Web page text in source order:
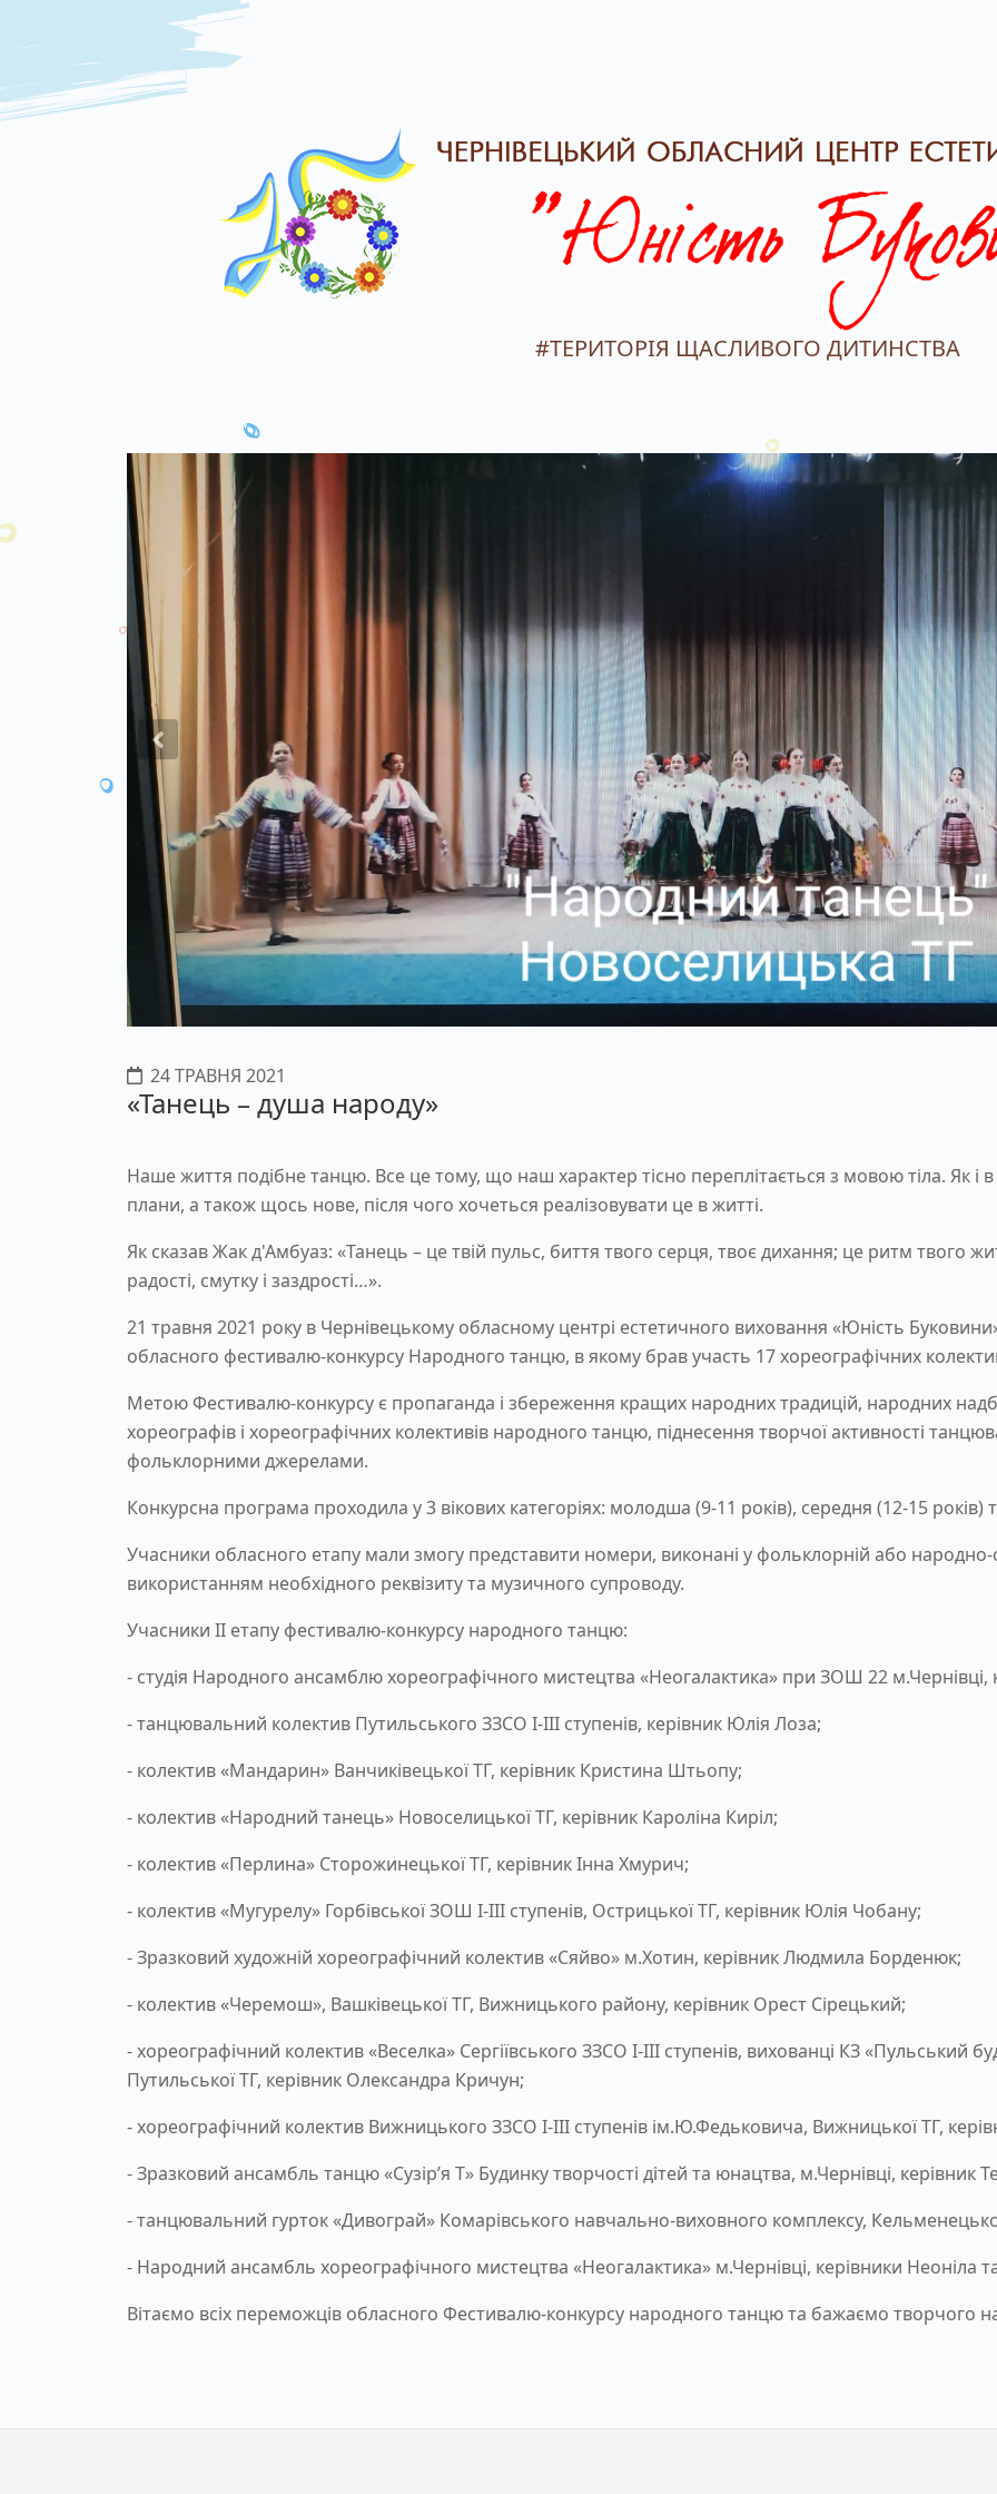
#ТЕРИТОРІЯ ЩАСЛИВОГО ДИТИНСТВА
Previous
24 ТРАВНЯ 2021
«Танець – душа народу»
Наше життя подібне танцю. Все це тому, що наш характер тісно переплітається з мовою тіла. Як і в
плани, а також щось нове, після чого хочеться реалізовувати це в житті.
Як сказав Жак д'Амбуаз: «Танець – це твій пульс, биття твого серця, твоє дихання; це ритм твого
радості, смутку і заздрості…».
21 травня 2021 року в Чернівецькому обласному центрі естетичного виховання «Юність
обласного фестивалю-конкурсу Народного танцю, в якому брав участь 17 хореографічних
Метою Фестивалю-конкурсу є пропаганда і збереження кращих народних традицій, народних
хореографів і хореографічних колективів народного танцю, піднесення творчої активності
фольклорними джерелами.
Конкурсна програма проходила у 3 вікових категоріях: молодша (9-11 років), середня (12-15 років)
Учасники обласного етапу мали змогу представити номери, виконані у фольклорній або народно-
використанням необхідного реквізиту та музичного супроводу.
Учасники ІІ етапу фестивалю-конкурсу народного танцю:
- студія Народного ансамблю хореографічного мистецтва «Неогалактика» при ЗОШ 22 м.Чернівці,
- танцювальний колектив Путильського ЗЗСО І-ІІІ ступенів, керівник Юлія Лоза;
- колектив «Мандарин» Ванчиківецької ТГ, керівник Кристина Штьопу;
- колектив «Народний танець» Новоселицької ТГ, керівник Кароліна Киріл;
- колектив «Перлина» Сторожинецької ТГ, керівник Інна Хмурич;
- колектив «Мугурелу» Горбівської ЗОШ І-ІІІ ступенів, Острицької ТГ, керівник Юлія Чобану;
- Зразковий художній хореографічний колектив «Сяйво» м.Хотин, керівник Людмила Борденюк;
- колектив «Черемош», Вашківецької ТГ, Вижницького району, керівник Орест Сірецький;
- хореографічний колектив «Веселка» Сергіївського ЗЗСО І-ІІІ ступенів, вихованці КЗ «Пульський
Путильської ТГ, керівник Олександра Кричун;
- хореографічний колектив Вижницького ЗЗСО І-ІІІ ступенів ім.Ю.Федьковича, Вижницької ТГ,
- Зразковий ансамбль танцю «Сузір’я Т» Будинку творчості дітей та юнацтва, м.Чернівці, керівник
- танцювальний гурток «Дивограй» Комарівського навчально-виховного комплексу,
- Народний ансамбль хореографічного мистецтва «Неогалактика» м.Чернівці, керівники Неоніла
Вітаємо всіх переможців обласного Фестивалю-конкурсу народного танцю та бажаємо творчого